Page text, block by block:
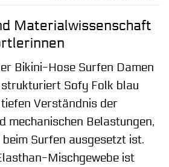
Materialwissenschaft
Bikini-Hose Surfen Damen
Sofy Folk blau
Verständnis der
mechanischen Belastungen,
Surfen ausgesetzt ist.
Mischgewebe ist